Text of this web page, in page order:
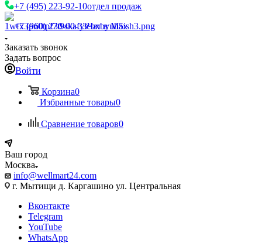
+7 (495) 223-92-10отдел продаж
+7 (960) 230-00-33Чат в Max
Заказать звонок
Задать вопрос
Войти
Корзина0
Избранные товары0
Сравнение товаров0
Ваш город
Москва
info@wellmart24.com
г. Мытищи д. Каргашино ул. Центральная
Вконтакте
Telegram
YouTube
WhatsApp